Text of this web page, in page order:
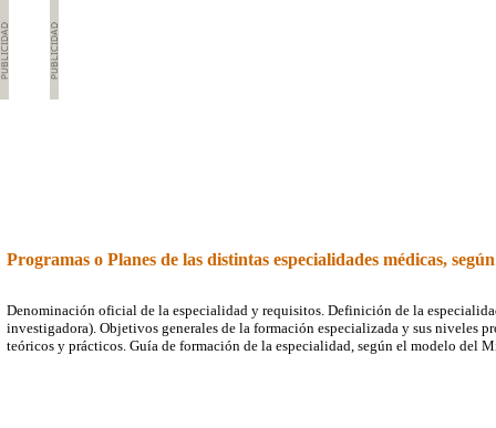
Programas o Planes de las distintas especialidades médicas,
Denominación oficial de la especialidad y requisitos. Definición de la
investigadora). Objetivos generales de la formación especializada y sus niveles
teóricos y prácticos. Guía de formación de la especialidad, según el modelo del